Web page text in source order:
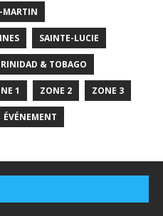
MARTIN
SAINTE-LUCIE
& TOBAGO
1 ZONE 2 ZONE 3
ÉVÉNEMENT